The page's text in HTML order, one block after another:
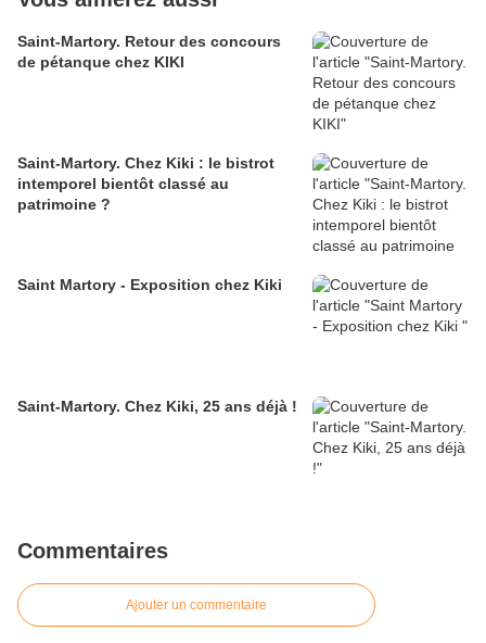
Saint-Martory. Retour des concours
de pétanque chez KIKI
Saint-Martory. Chez Kiki : le bistrot
intemporel bientôt classé au
patrimoine ?
Saint Martory - Exposition chez Kiki
Saint-Martory. Chez Kiki, 25 ans déjà !
Commentaires
Ajouter un commentaire